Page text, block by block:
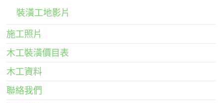
裝潢工地影片
施工照片
木工裝潢價目表
木工資料
聯絡我們